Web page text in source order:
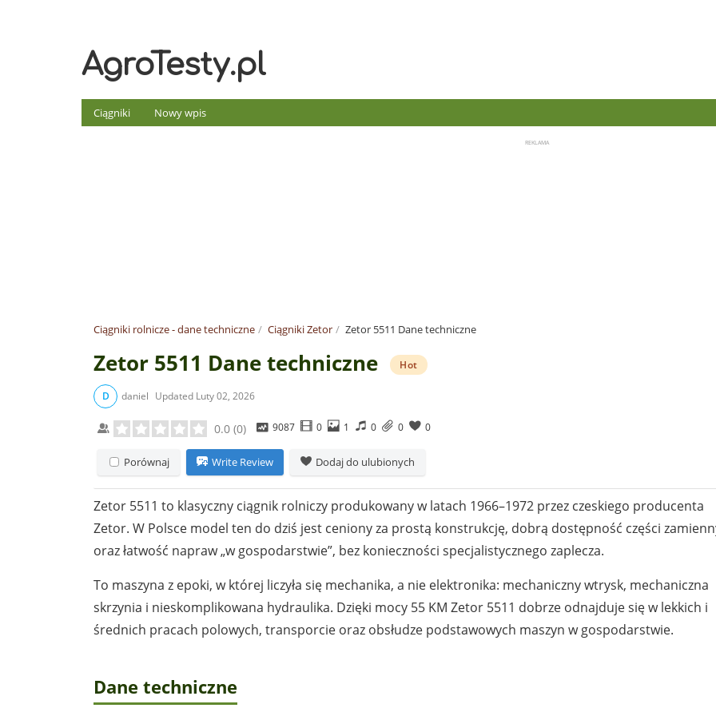
AgroTesty.pl
Ciągniki Nowy wpis
Ciągniki rolnicze - dane techniczne Ciągniki Zetor Zetor 5511 Dane techniczne
Zetor 5511 Dane techniczne Hot
D daniel Updated Luty 02, 2026
0.0 (0) 9087 0 1 0 0 0
Porównaj Write Review Dodaj do ulubionych
Zetor 5511 to klasyczny ciągnik rolniczy produkowany w latach 1966–1972 przez czeskiego producenta
Zetor. W Polsce model ten do dziś jest ceniony za prostą konstrukcję, dobrą dostępność części
oraz łatwość napraw „w gospodarstwie”, bez konieczności specjalistycznego zaplecza.
To maszyna z epoki, w której liczyła się mechanika, a nie elektronika: mechaniczny wtrysk, mechaniczna
skrzynia i nieskomplikowana hydraulika. Dzięki mocy 55 KM Zetor 5511 dobrze odnajduje się w lekkich i
średnich pracach polowych, transporcie oraz obsłudze podstawowych maszyn w gospodarstwie.
Dane techniczne